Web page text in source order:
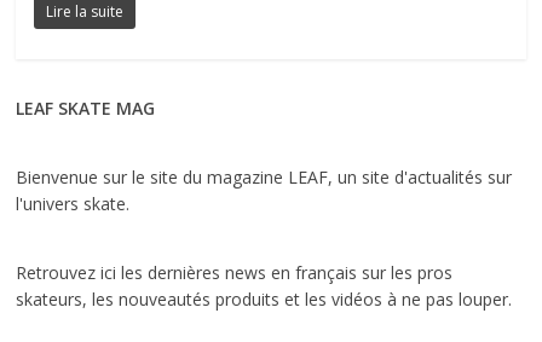
Lire la suite
LEAF SKATE MAG
Bienvenue sur le site du magazine LEAF, un site d'actualités sur
l'univers skate.
Retrouvez ici les dernières news en français sur les pros
skateurs, les nouveautés produits et les vidéos à ne pas louper.